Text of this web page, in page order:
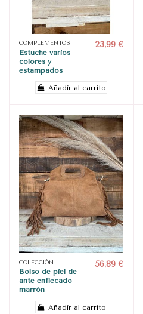
COMPLEMENTOS
Estuche varios
colores y
estampados
23,99 €
Añadir al carrito
COLECCIÓN
Bolso de piel de
ante enflecado
marrón
56,89 €
Añadir al carrito